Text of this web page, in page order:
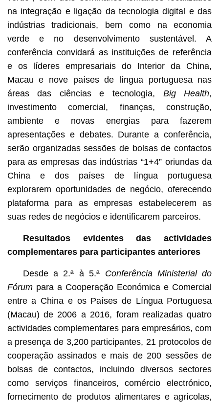
na integração e ligação da tecnologia digital e das
indústrias tradicionais, bem como na economia
verde e no desenvolvimento sustentável. A
conferência convidará as instituições de referência
e os líderes empresariais do Interior da China,
Macau e nove países de língua portuguesa nas
áreas das ciências e tecnologia, Big Health,
investimento comercial, finanças, construção,
ambiente e novas energias para fazerem
apresentações e debates. Durante a conferência,
serão organizadas sessões de bolsas de contactos
para as empresas das indústrias “1+4” oriundas da
China e dos países de língua portuguesa
explorarem oportunidades de negócio, oferecendo
plataforma para as empresas estabelecerem as
suas redes de negócios e identificarem parceiros.
Resultados evidentes das actividades
complementares para participantes anteriores
Desde a 2.ª à 5.ª Conferência Ministerial do
Fórumpara a Cooperação Económica e Comercial
entre a China e os Países de Língua Portuguesa
(Macau) de 2006 a 2016, foram realizadas quatro
actividades complementares para empresários, com
a presença de 3,200 participantes, 21 protocolos de
cooperação assinados e mais de 200 sessões de
bolsas de contactos, incluindo diversos sectores
como serviços financeiros, comércio electrónico,
fornecimento de produtos alimentares e agrícolas,